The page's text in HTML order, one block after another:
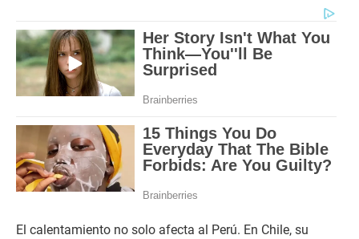
El calentamiento no solo afecta al Perú. En Chile, su